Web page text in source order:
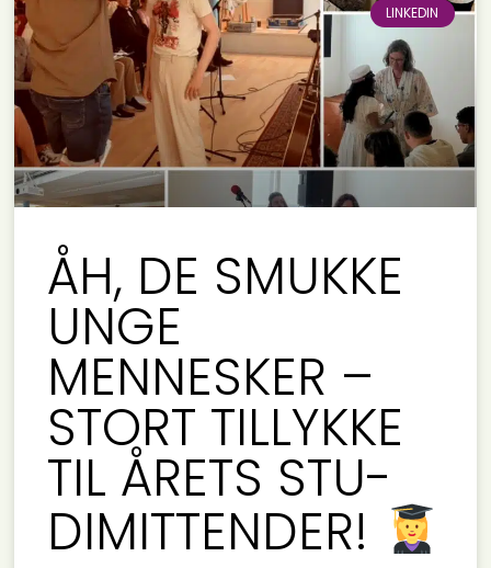
LINKEDIN
ÅH, DE SMUKKE
UNGE
MENNESKER –
STORT TILLYKKE
TIL ÅRETS STU-
DIMITTENDER!